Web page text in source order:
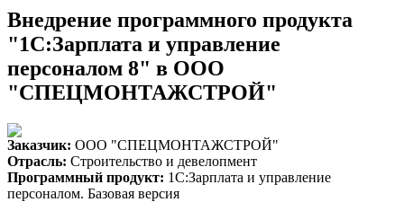
Внедрение программного продукта
"1С:Зарплата и управление
персоналом 8" в ООО
"СПЕЦМОНТАЖСТРОЙ"
Заказчик: ООО "СПЕЦМОНТАЖСТРОЙ"
Отрасль: Строительство и девелопмент
Программный продукт: 1С:Зарплата и управление
персоналом. Базовая версия